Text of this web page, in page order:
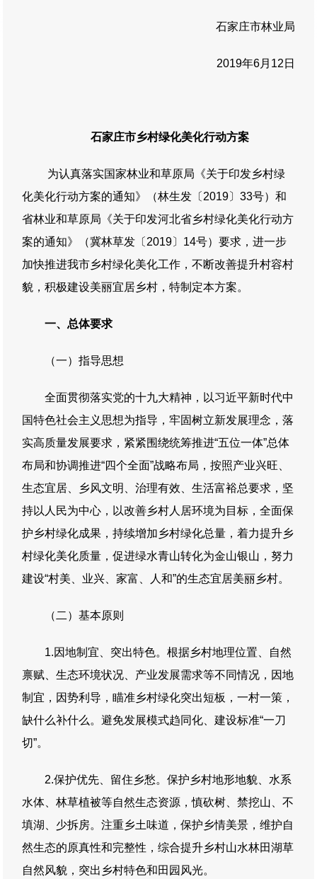
石家庄市林业局
2019年6月12日
石家庄市乡村绿化美化行动方案
为认真落实国家林业和草原局《关于印发乡村绿
化美化行动方案的通知》（林生发〔2019〕33号）和
省林业和草原局《关于印发河北省乡村绿化美化行动方
案的通知》（冀林草发〔2019〕14号）要求，进一步
加快推进我市乡村绿化美化工作，不断改善提升村容村
貌，积极建设美丽宜居乡村，特制定本方案。
一、总体要求
（一）指导思想
全面贯彻落实党的十九大精神，以习近平新时代中
国特色社会主义思想为指导，牢固树立新发展理念，落
实高质量发展要求，紧紧围绕统筹推进“五位一体”总体
布局和协调推进“四个全面”战略布局，按照产业兴旺、
生态宜居、乡风文明、治理有效、生活富裕总要求，坚
持以人民为中心，以改善乡村人居环境为目标，全面保
护乡村绿化成果，持续增加乡村绿化总量，着力提升乡
村绿化美化质量，促进绿水青山转化为金山银山，努力
建设“村美、业兴、家富、人和”的生态宜居美丽乡村。
（二）基本原则
1.因地制宜、突出特色。根据乡村地理位置、自然
禀赋、生态环境状况、产业发展需求等不同情况，因地
制宜，因势利导，瞄准乡村绿化突出短板，一村一策，
缺什么补什么。避免发展模式趋同化、建设标准“一刀
切”。
2.保护优先、留住乡愁。保护乡村地形地貌、水系
水体、林草植被等自然生态资源，慎砍树、禁挖山、不
填湖、少拆房。注重乡土味道，保护乡情美景，维护自
然生态的原真性和完整性，综合提升乡村山水林田湖草
自然风貌，突出乡村特色和田园风光。